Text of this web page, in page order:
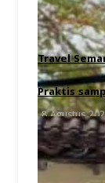
Travel
Praktis
8 Agustus